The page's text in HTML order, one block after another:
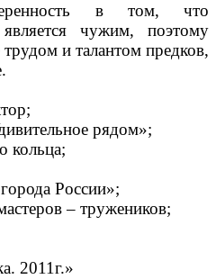
в том, что
чужим, поэтому
и талантом предков,
рядом»;
кольца;
России»;
– тружеников;
2011г.»